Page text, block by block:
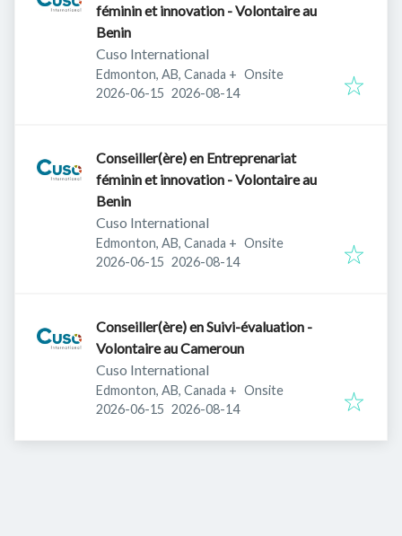
féminin et innovation - Volontaire au
Benin
Cuso International
Edmonton, AB, Canada + Onsite
Published:
2026-06-15 Expires:
2026-08-14
Conseiller(ère) en Entreprenariat
féminin et innovation - Volontaire au
Benin
Cuso International
Edmonton, AB, Canada + Onsite
Published:
2026-06-15 Expires:
2026-08-14
Conseiller(ère) en Suivi-évaluation -
Volontaire au Cameroun
Cuso International
Edmonton, AB, Canada + Onsite
Published:
2026-06-15 Expires:
2026-08-14